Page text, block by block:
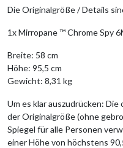
Die Originalgröße / Details
1x Mirropane ™ Chrome Spy
Breite: 58 cm
Höhe: 95,5 cm
Gewicht: 8,31 kg
Um es klar auszudrücken:
der Originalgröße (ohne
Spiegel für alle Personen
einer Höhe von höchstens